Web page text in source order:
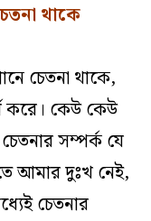
থাকে
চেতনা থাকে,
করে। কেউ কেউ
সম্পর্ক যে
আমার দুঃখ নেই,
চেতনার